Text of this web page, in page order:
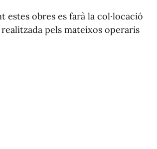
estes obres es farà la col·locació
pels mateixos operaris